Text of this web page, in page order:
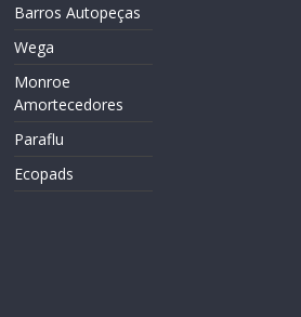
Barros Autopeças
Wega
Monroe
Amortecedores
Paraflu
Ecopads